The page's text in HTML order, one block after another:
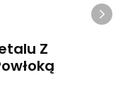
Z